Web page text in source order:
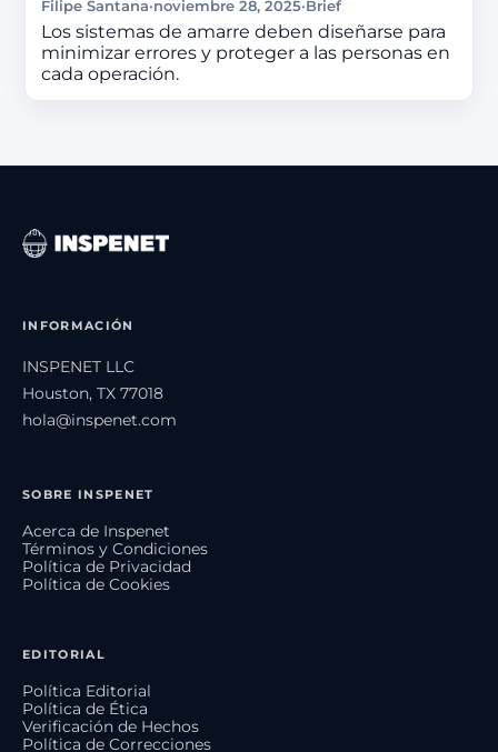
Filipe Santana·noviembre 28, 2025·Brief
Los sistemas de amarre deben diseñarse para
minimizar errores y proteger a las personas en
cada operación.
INFORMACIÓN
INSPENET LLC
Houston, TX 77018
hola@inspenet.com
SOBRE INSPENET
Acerca de Inspenet
Términos y Condiciones
Política de Privacidad
Política de Cookies
EDITORIAL
Política Editorial
Política de Ética
Verificación de Hechos
Política de Correcciones